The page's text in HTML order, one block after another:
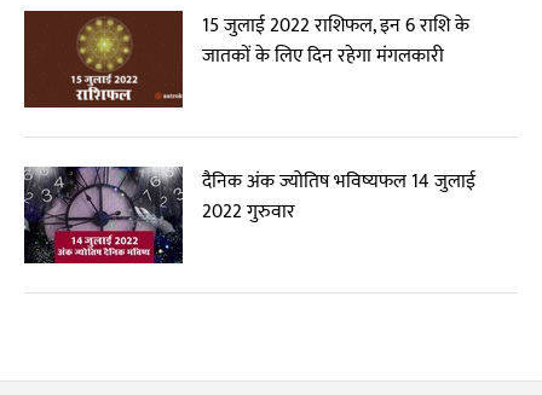
15 जुलाई 2022 राशिफल, इन 6 राशि के
जातकों के लिए दिन रहेगा मंगलकारी
दैनिक अंक ज्योतिष भविष्यफल 14 जुलाई
2022 गुरुवार